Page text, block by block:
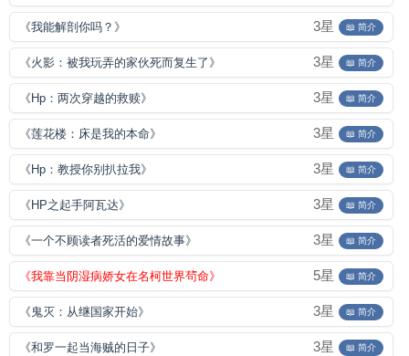
《我能解剖你吗？》 3星 📖 简介
《火影：被我玩弄的家伙死而复生了》 3星 📖 简介
《Hp：两次穿越的救赎》 3星 📖 简介
《莲花楼：床是我的本命》 3星 📖 简介
《Hp：教授你别扒拉我》 3星 📖 简介
《HP之起手阿瓦达》 3星 📖 简介
《一个不顾读者死活的爱情故事》 3星 📖 简介
《我靠当阴湿病娇女在名柯世界茍命》 5星 📖 简介
《鬼灭：从继国家开始》 3星 📖 简介
《和罗一起当海贼的日子》 3星 📖 简介